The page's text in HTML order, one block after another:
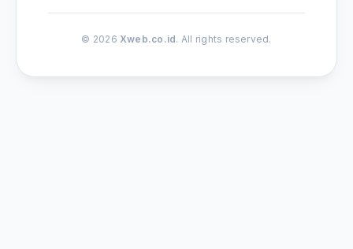
© 2026 Xweb.co.id. All rights reserved.